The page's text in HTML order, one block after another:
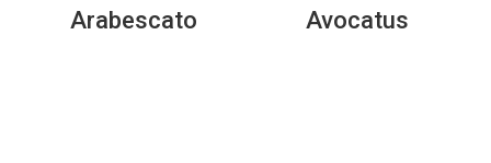
Arabescato Avocatus